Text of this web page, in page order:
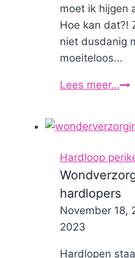
moet ik hijgen
Hoe kan dat?!
niet dusdanig
moeiteloos...
Lees meer…Ik
me
dan
Hardloop
hardlopers
ByNicole
November 18,
2023
Hardlopen